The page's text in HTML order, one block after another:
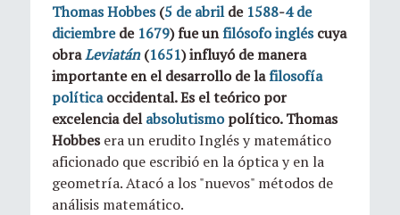
Thomas Hobbes (5 de abrilde 1588-4 de
diciembrede 1679) fue unfilósofoingléscuya
obraLeviatán(1651) influyó de manera
importante en el desarrollo de lafilosofía
políticaoccidental. Es el teórico por
excelencia delabsolutismopolítico. Thomas
Hobbesera un erudito Inglés y matemático
aficionado que escribió en la óptica y en la
geometría. Atacó a los "nuevos" métodos de
análisis matemático.